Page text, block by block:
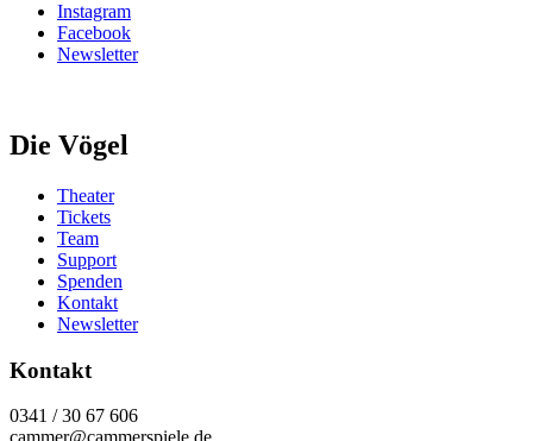
Instagram
Facebook
Newsletter
Die Vögel
Theater
Tickets
Team
Support
Spenden
Kontakt
Newsletter
Kontakt
0341 / 30 67 606